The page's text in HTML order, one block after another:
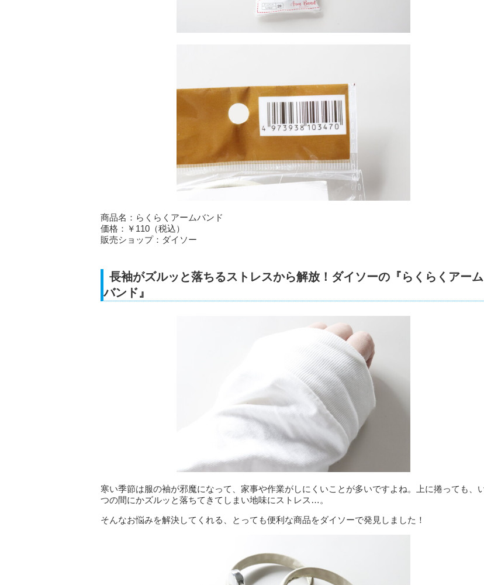
商品名：らくらくアームバンド
価格：￥110（税込）
販売ショップ：ダイソー
長袖がズルッと落ちるストレスから解放！ダイソーの『らくらくアーム
バンド』
寒い季節は服の袖が邪魔になって、家事や作業がしにくいことが多いですよね。上に捲っても、
つの間にかズルッと落ちてきてしまい地味にストレス…。
そんなお悩みを解決してくれる、とっても便利な商品をダイソーで発見しました！